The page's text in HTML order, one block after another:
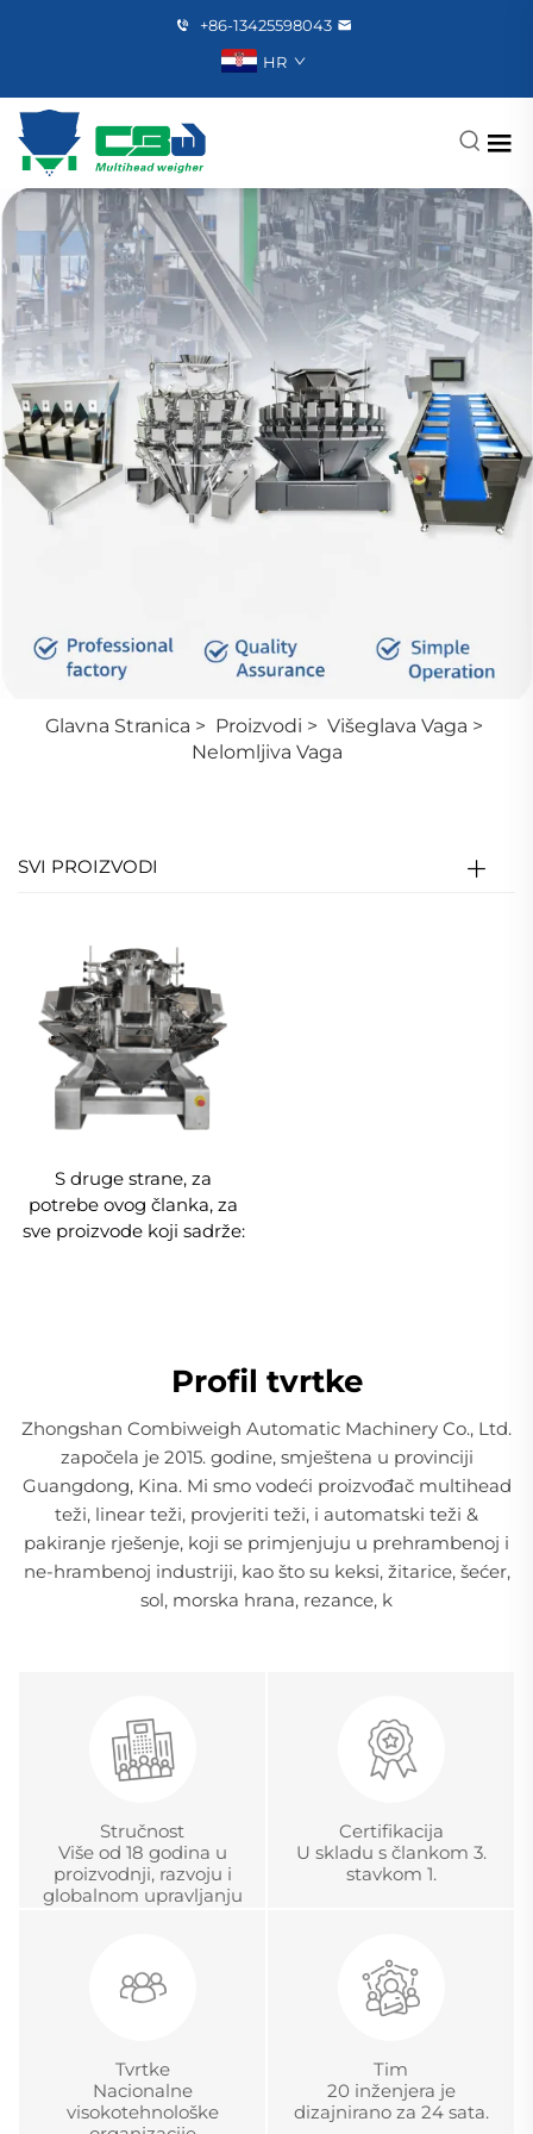
+86-13425598043
HR
Glavna Stranica > Proizvodi > Višeglava Vaga >
Nelomljiva Vaga
SVI PROIZVODI
S druge strane, za
potrebe ovog članka, za
sve proizvode koji sadrže:
Profil tvrtke
Zhongshan Combiweigh Automatic Machinery Co., Ltd.
započela je 2015. godine, smještena u provinciji
Guangdong, Kina. Mi smo vodeći proizvođač multihead
teži, linear teži, provjeriti teži, i automatski teži &
pakiranje rješenje, koji se primjenjuju u prehrambenoj i
ne-hrambenoj industriji, kao što su keksi, žitarice, šećer,
sol, morska hrana, rezance, k
Stručnost
Više od 18 godina u
proizvodnji, razvoju i
globalnom upravljanju
Certifikacija
U skladu s člankom 3.
stavkom 1.
Tvrtke
Nacionalne
visokotehnološke
Tim
20 inženjera je
dizajnirano za 24 sata.